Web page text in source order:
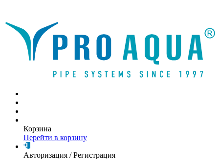
Корзина
Перейти в корзину
Авторизация /Регистрация